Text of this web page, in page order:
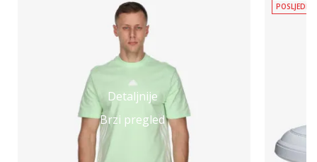
Detaljnije
Brzi pregled